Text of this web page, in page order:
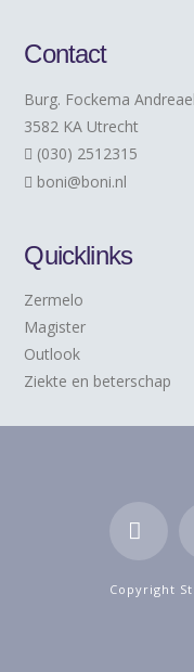
Contact
Burg. Fockema
3582 KA Utrecht
(030) 2512315
boni@boni.nl
Quicklinks
Zermelo
Magister
Outlook
Ziekte en beterschap
Copyright